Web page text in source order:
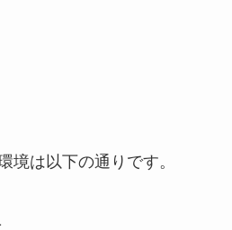
境は以下の通りです。